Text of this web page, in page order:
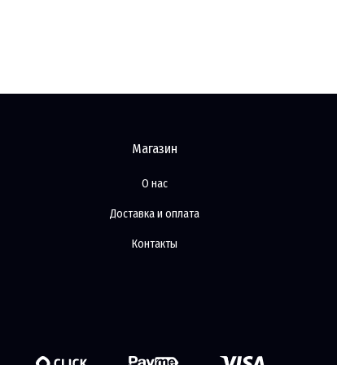
Магазин
О нас
Доставка и оплата
Контакты